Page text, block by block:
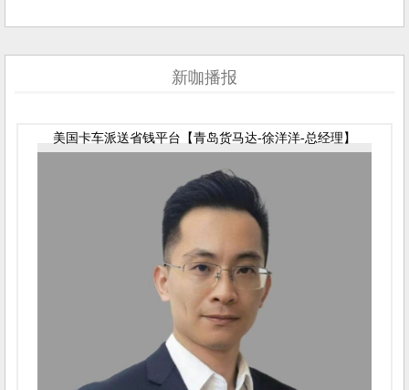
新咖播报
美国卡车派送省钱平台【青岛货马达-徐洋洋-总经理】